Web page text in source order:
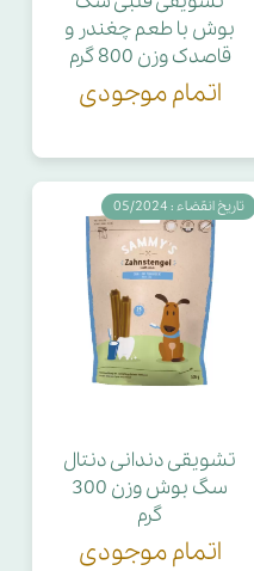
بوش با طعم چغندر و
قاصدک وزن 800 گرم
اتمام موجودی
تشویقی دندانی دنتال
سگ بوش وزن 300
گرم
اتمام موجودی
تاریخ انقضاء : 05/2024